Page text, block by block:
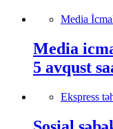
Media
Media
5 avqust
Ekspress